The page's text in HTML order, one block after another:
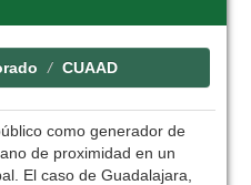
CUAAD
como generador de
de proximidad en un
El caso de Guadalajara,